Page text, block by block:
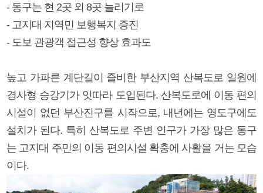
- 동구는 현 2곳 외 8곳 늘리기로
- 고지대 지역민 보행복지 증진
- 도보 관광객 접근성 향상 효과도
높고 가파른 계단길이 즐비한 부산지역 산복도로 일원에
경사형 승강기가 잇따라 도입된다. 산복도로에 이동 편의
시설이 없던 부산진구를 시작으로, 내년에는 영도구에도
설치가 된다. 특히 산복도로 주변 인구가 가장 많은 동구
는 고지대 주민의 이동 편의시설 확충에 사활을 거는 모습
이다.